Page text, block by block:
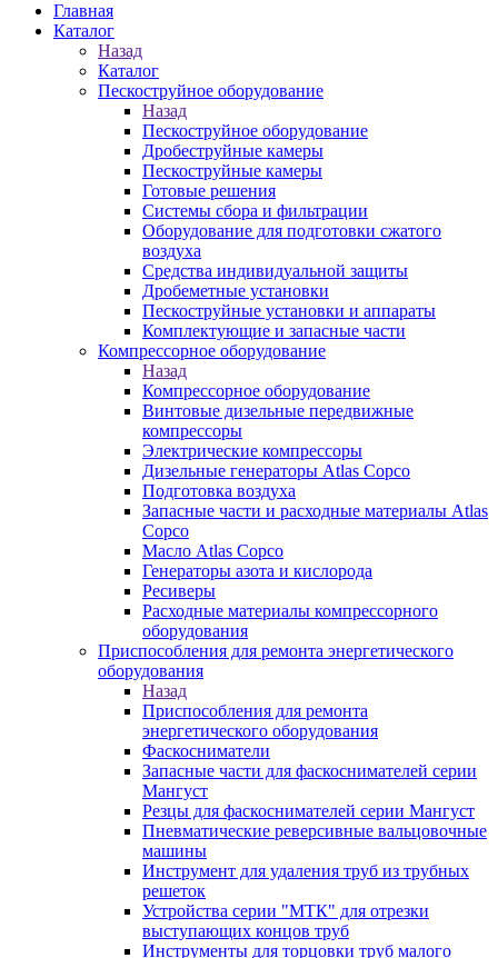
Главная
Каталог
Назад
Каталог
Пескоструйное оборудование
Назад
Пескоструйное оборудование
Дробеструйные камеры
Пескоструйные камеры
Готовые решения
Системы сбора и фильтрации
Оборудование для подготовки сжатого
воздуха
Средства индивидуальной защиты
Дробеметные установки
Пескоструйные установки и аппараты
Комплектующие и запасные части
Компрессорное оборудование
Назад
Компрессорное оборудование
Винтовые дизельные передвижные
компрессоры
Электрические компрессоры
Дизельные генераторы Atlas Copco
Подготовка воздуха
Запасные части и расходные материалы Atlas
Copco
Масло Atlas Copco
Генераторы азота и кислорода
Ресиверы
Расходные материалы компрессорного
оборудования
Приспособления для ремонта энергетического
оборудования
Назад
Приспособления для ремонта
энергетического оборудования
Фаскосниматели
Запасные части для фаскоснимателей серии
Мангуст
Резцы для фаскоснимателей серии Мангуст
Пневматические реверсивные вальцовочные
машины
Инструмент для удаления труб из трубных
решеток
Устройства серии "МТК" для отрезки
выступающих концов труб
Инструменты для торцовки труб малого